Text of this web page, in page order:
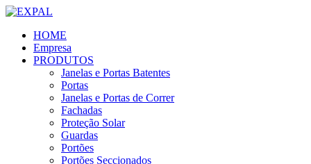
HOME
Empresa
PRODUTOS
Janelas e Portas Batentes
Portas
Janelas e Portas de Correr
Fachadas
Proteção Solar
Guardas
Portões
Portões Seccionados